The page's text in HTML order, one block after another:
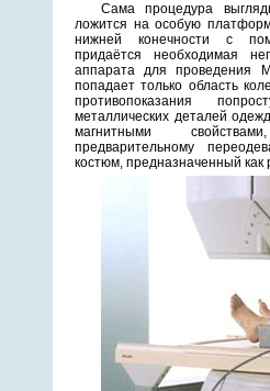
Сама процедура
ложится на особую
нижней конечности с
придаётся необходимая
аппарата для проведения
попадает только область
противопоказания
металлических деталей
магнитными
предварительному
костюм, предназначенный как